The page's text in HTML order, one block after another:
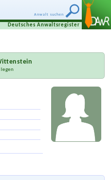
Anwalt suchen
Deutsches Anwaltsregister